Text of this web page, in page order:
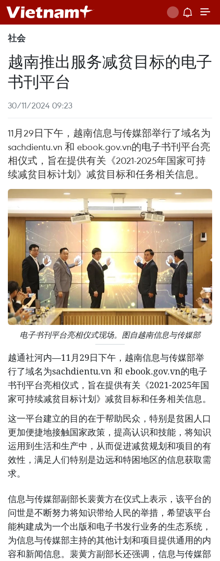
社会
越南推出服务减贫目标的电子
书刊平台
30/11/2024 09:23
11月29日下午，越南信息与传媒部举行了域名为
sachdientu.vn 和 ebook.gov.vn的电子书刊平台亮
相仪式，旨在提供有关《2021-2025年国家可持
续减贫目标计划》减贫目标和任务相关信息。 ​
电子书刊平台亮相仪式现场。图自越南信息与传媒部
越通社河内—11月29日下午，越南信息与传媒部举
行了域名为sachdientu.vn 和 ebook.gov.vn的电子
书刊平台亮相仪式，旨在提供有关《2021-2025年国
家可持续减贫目标计划》减贫目标和任务相关信息。
这一平台建立的目的在于帮助民众，特别是贫困人口
更加便捷地接触国家政策，提高认识和技能，将知识
运用到生活和生产中，从而促进减贫规划和项目的有
效性，满足人们特别是边远和特困地区的信息获取需
求。
信息与传媒部副部长裴黄方在仪式上表示，该平台的
问世是不断努力将知识带给人民的举措，希望该平台
能构建成为一个出版和电子书发行业务的生态系统，
为信息与传媒部主持的其他计划和项目提供通用的内
容和新闻信息。裴黄方副部长还强调，信息与传媒部